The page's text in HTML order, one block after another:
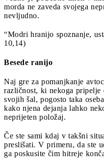
morda ne zaveda svojega
nevljudno.
“Modri hranijo spoznanje,
10,14)
Besede ranijo
Naj gre za pomanjkanje
različnost, ki nekoga pripelje
svojih šal, pogosto taka
kako njena dejanja lahko
neprijeten položaj.
Če ste sami kdaj v takšni
preslišati. V primeru, da ste
ga poskusite čim hitreje